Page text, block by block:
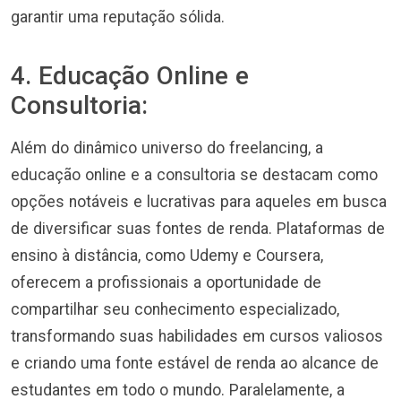
garantir uma reputação sólida.
4. Educação Online e
Consultoria:
Além do dinâmico universo do freelancing, a
educação online e a consultoria se destacam como
opções notáveis e lucrativas para aqueles em busca
de diversificar suas fontes de renda. Plataformas de
ensino à distância, como Udemy e Coursera,
oferecem a profissionais a oportunidade de
compartilhar seu conhecimento especializado,
transformando suas habilidades em cursos valiosos
e criando uma fonte estável de renda ao alcance de
estudantes em todo o mundo. Paralelamente, a